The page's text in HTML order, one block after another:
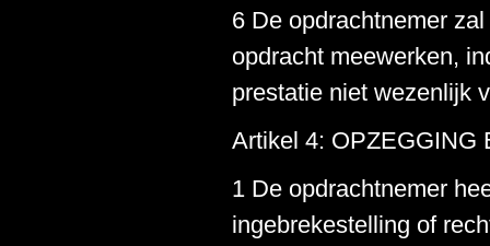
6 De opdrachtnemer
opdracht meewerken,
prestatie niet wezenlijk
Artikel 4: OPZEGGING
1 De opdrachtnemer
ingebrekestelling of